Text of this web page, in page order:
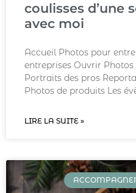
coulisses d’une
avec moi
Accueil Photos pour
entreprises Ouvrir
Portraits des pros
Photos de produits Les
LIRE LA SUITE »